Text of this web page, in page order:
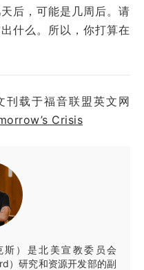
后，可能是几周后。请
什么。所以，你打算在
刊载于福音联盟英文网
Crisis
斯）是北美宣教委员会
）研究和资源开发部的副